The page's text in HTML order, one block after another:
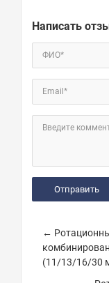
Написать
ФИО*
Email*
Введите
←
(11/13/16/30